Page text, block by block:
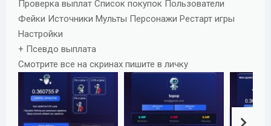
Проверка выплат Список покупок Пользователи
Фейки Источники Мульты Персонажи Рестарт игры
Настройки
+ Псевдо выплата
Смотрите все на скринах пишите в личку